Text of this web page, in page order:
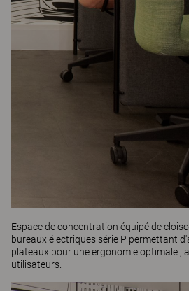
Espace de concentration équipé de
bureaux électriques série P permettant
plateaux pour une ergonomie optimale ,
utilisateurs.